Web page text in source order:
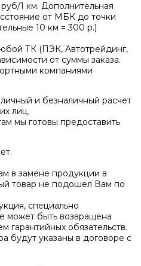
1 км. Дополнительная
от МБК до точки
10 км = 300 р.)
ТК (ПЭК, Автотрейдинг,
от суммы заказа.
компаниями
и безналичный расчет
лиц.
мы готовы предоставить
в замене продукции в
товар не подошел Вам по
специально
может быть возвращена
гарантийных обязательств.
будут указаны в договоре с